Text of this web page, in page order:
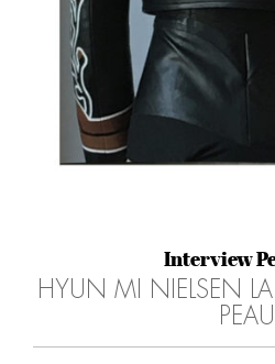
Interview
HYUN MI NIELSEN
PEAU